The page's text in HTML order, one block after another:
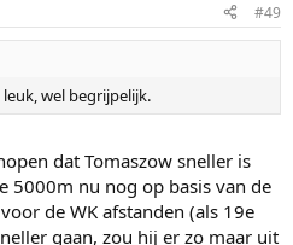
#49
wel begrijpelijk.
dat Tomaszow sneller is
5000m nu nog op basis van de
de WK afstanden (als 19e
gaan, zou hij er zo maar uit